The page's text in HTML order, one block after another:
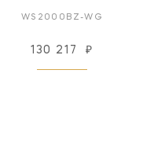
WS2000BZ-WG
130 217 ₽